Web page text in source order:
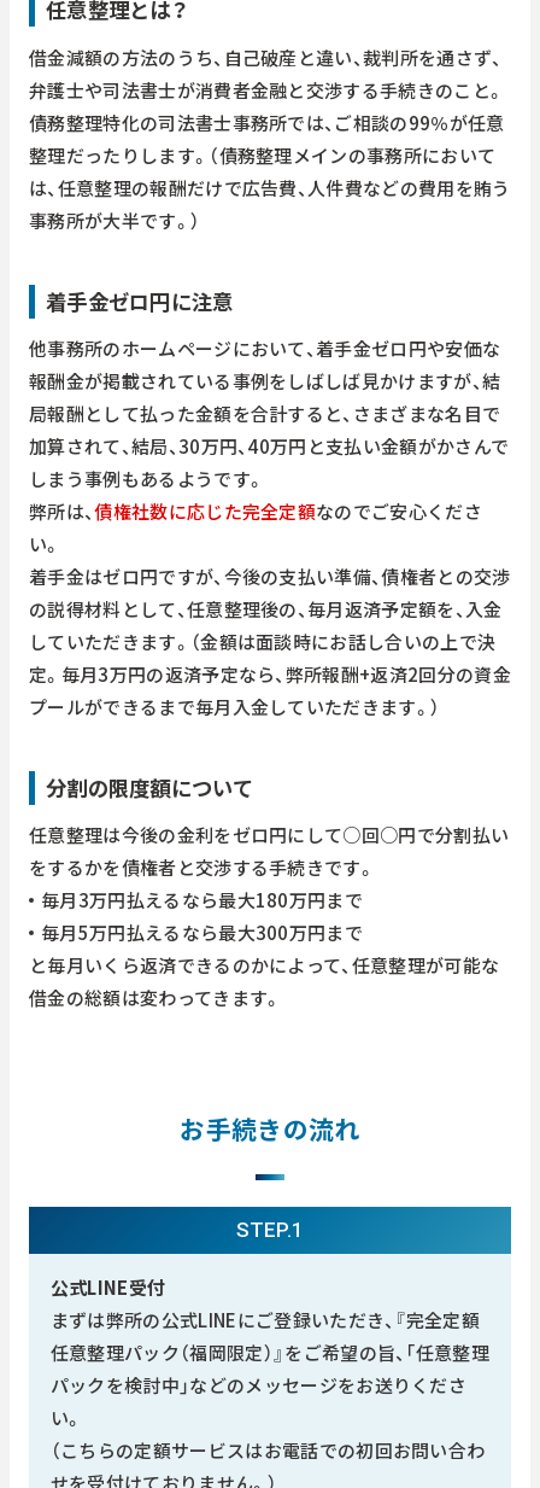
任意整理とは？
借金減額の方法のうち、自己破産と違い、裁判所を通さず、
弁護士や司法書士が消費者金融と交渉する手続きのこと。
債務整理特化の司法書士事務所では、ご相談の99％が任意
整理だったりします。（債務整理メインの事務所において
は、任意整理の報酬だけで広告費、人件費などの費用を賄う
事務所が大半です。）
着手金ゼロ円に注意
他事務所のホームページにおいて、着手金ゼロ円や安価な
報酬金が掲載されている事例をしばしば見かけますが、結
局報酬として払った金額を合計すると、さまざまな名目で
加算されて、結局、30万円、40万円と支払い金額がかさんで
しまう事例もあるようです。
弊所は、債権社数に応じた完全定額なのでご安心くださ
い。
着手金はゼロ円ですが、今後の支払い準備、債権者との交渉
の説得材料として、任意整理後の、毎月返済予定額を、入金
していただきます。（金額は面談時にお話し合いの上で決
定。毎月3万円の返済予定なら、弊所報酬+返済2回分の資金
プールができるまで毎月入金していただきます。）
分割の限度額について
任意整理は今後の金利をゼロ円にして○回○円で分割払い
をするかを債権者と交渉する手続きです。
毎月3万円払えるなら最大180万円まで
毎月5万円払えるなら最大300万円まで
と毎月いくら返済できるのかによって、任意整理が可能な
借金の総額は変わってきます。
お手続きの流れ
STEP.1
公式LINE受付
まずは弊所の公式LINEにご登録いただき、『完全定額
任意整理パック（福岡限定）』をご希望の旨、「任意整理
パックを検討中」などのメッセージをお送りくださ
い。
（こちらの定額サービスはお電話での初回お問い合わ
せを受付けておりません。）